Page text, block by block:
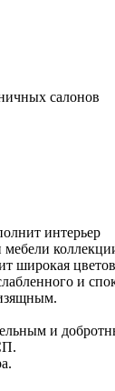
салонов
интерьер
мебели
широкая
и
и